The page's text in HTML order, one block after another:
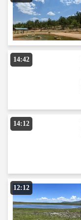
14:42
14:12
12:12